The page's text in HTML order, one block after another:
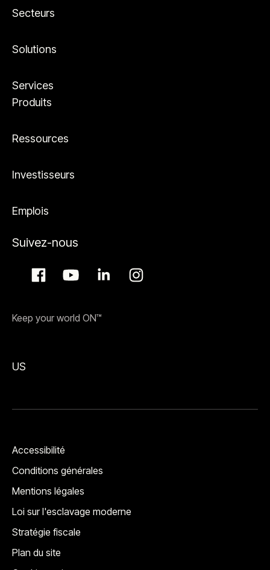
Secteurs
Solutions
Services
Produits
Ressources
Investisseurs
Emplois
Suivez-nous
Keep your world ON™
US
Accessibilité
Conditions générales
Mentions légales
Loi sur l'esclavage moderne
Stratégie fiscale
Plan du site